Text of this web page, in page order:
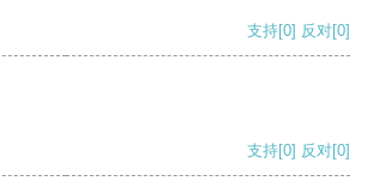
支持[0] 反对[0]
支持[0] 反对[0]